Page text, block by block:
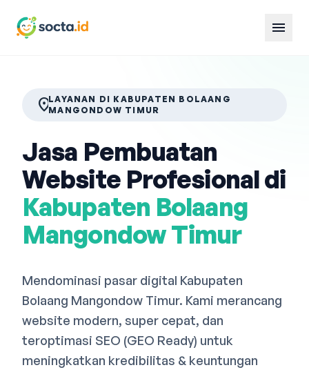
menu
Bahasa Indonesia English
location_onLAYANAN DI KABUPATEN BOLAANG
MANGONDOW TIMUR
Jasa Pembuatan
Website Profesional di
Kabupaten Bolaang
Mangondow Timur
Mendominasi pasar digital Kabupaten
Bolaang Mangondow Timur. Kami merancang
website modern, super cepat, dan
teroptimasi SEO (GEO Ready) untuk
meningkatkan kredibilitas & keuntungan